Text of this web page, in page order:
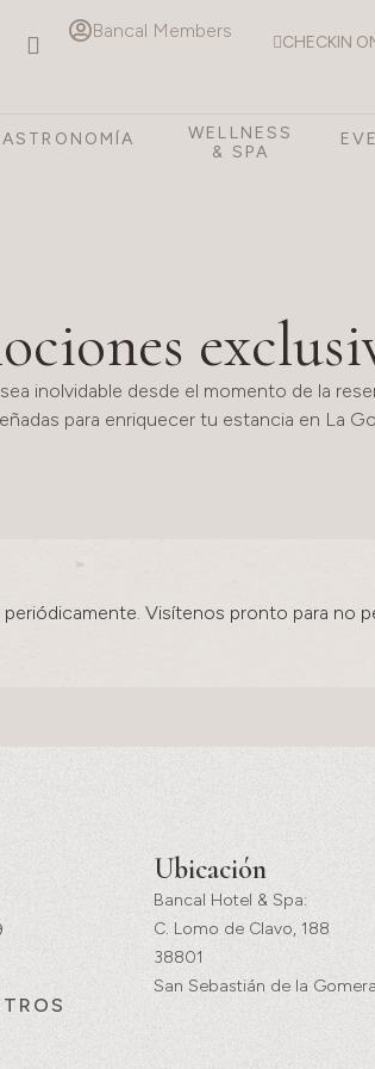
Bancal Members
CHECKIN
WELLNESS
& SPA
inolvidable desde el momento de la
para enriquecer tu estancia en La
Visítenos pronto para no
Ubicación
Bancal Hotel & Spa:
C. Lomo de Clavo, 188
38801
San Sebastián de la Gomera